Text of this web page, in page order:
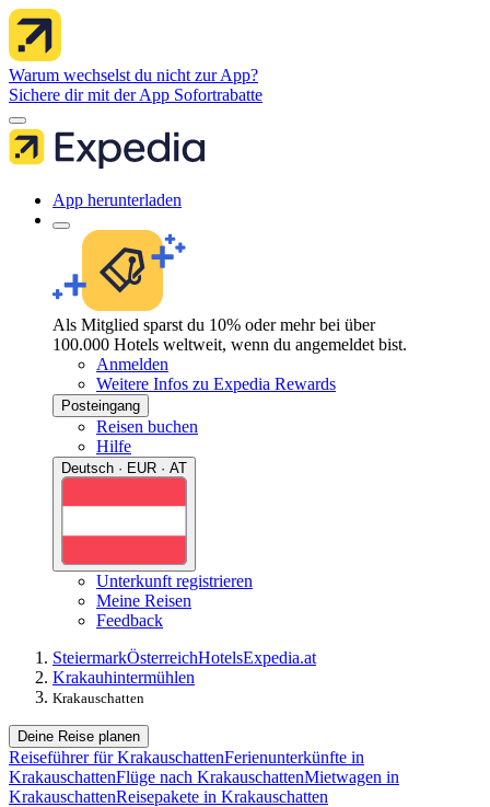
Warum wechselst du nicht zur App?
Sichere dir mit der App Sofortrabatte
App herunterladen
Als Mitglied sparst du 10% oder mehr bei über
100.000 Hotels weltweit, wenn du angemeldet bist.
Anmelden
Weitere Infos zu Expedia Rewards
Posteingang
Reisen buchen
Hilfe
Deutsch · EUR · AT
Unterkunft registrieren
Meine Reisen
Feedback
SteiermarkÖsterreichHotelsExpedia.at
Krakauhintermühlen
Krakauschatten
Deine Reise planen
Reiseführer für KrakauschattenFerienunterkünfte in
KrakauschattenFlüge nach KrakauschattenMietwagen in
KrakauschattenReisepakete in Krakauschatten